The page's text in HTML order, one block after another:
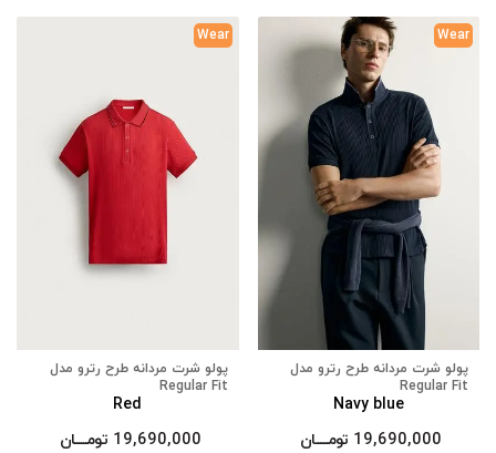
Wear
پولو شرت مردانه طرح رترو مدل
Regular Fit
Navy blue
19,690,000 تومــــــان
Wear
پولو شرت مردانه طرح رترو مدل
Regular Fit
Red
19,690,000 تومــــــان